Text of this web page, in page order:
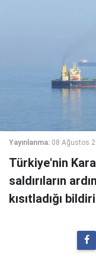
Yayınlanma: 08 Ağustos
Türkiye'nin
saldırıların
kısıtladığı